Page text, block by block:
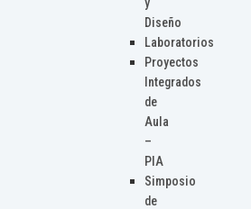
y
Diseño
Laboratorios
Proyectos
Integrados
de
Aula
–
PIA
Simposio
de